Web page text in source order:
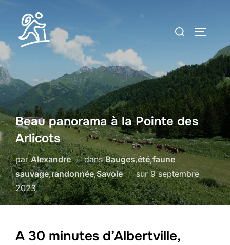
contenu
Rechercher :
Beau panorama à la Pointe des
Arlicots
parAlexandre dansBauges,été,faune
sauvage,randonnée,Savoie surPublié
le
9 septembre
2023
A 30 minutes d’Albertville,